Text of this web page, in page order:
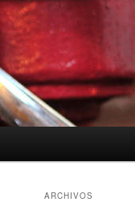
ARCHIVOS